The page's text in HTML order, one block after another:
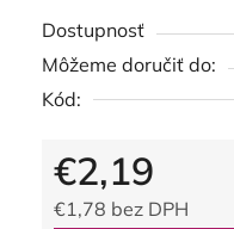
Dostupnosť
Môžeme doručiť do:
Kód:
€2,19
€1,78 bez DPH